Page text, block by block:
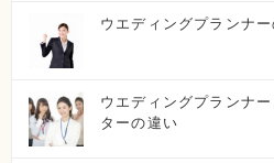
初年度学費： 50万円～100万円
TBC学院 国際ファッション
栃木県宇都宮市二荒町6-6
ウエディングプランナ
ウエディングプランナ
ターの違い